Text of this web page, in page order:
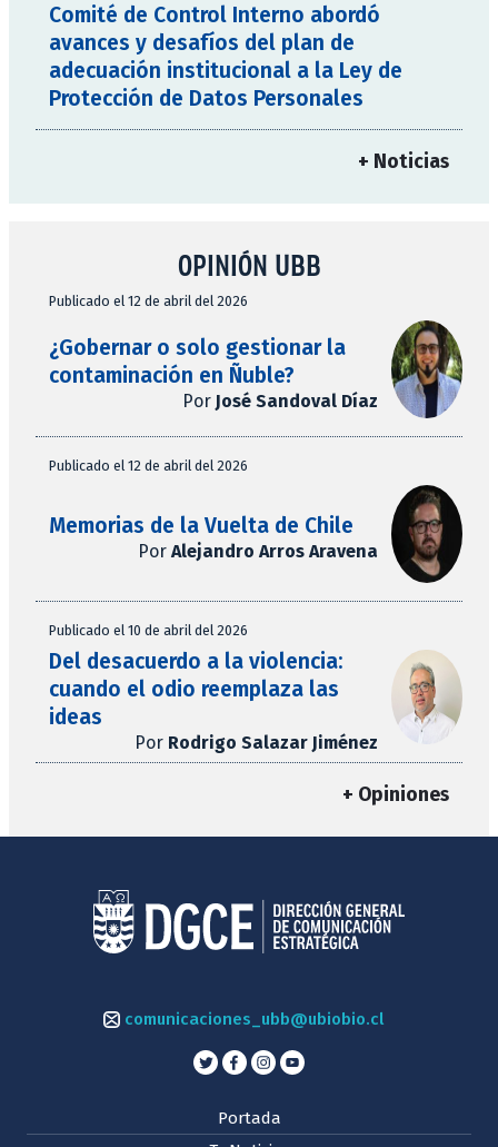
Comité de Control Interno abordó
avances y desafíos del plan de
adecuación institucional a la Ley de
Protección de Datos Personales
+ Noticias
OPINIÓN UBB
Publicado el 12 de abril del 2026
¿Gobernar o solo gestionar la
contaminación en Ñuble?
Por José Sandoval Díaz
Publicado el 12 de abril del 2026
Memorias de la Vuelta de Chile
Por Alejandro Arros Aravena
Publicado el 10 de abril del 2026
Del desacuerdo a la violencia:
cuando el odio reemplaza las
ideas
Por Rodrigo Salazar Jiménez
+ Opiniones
comunicaciones_ubb@ubiobio.cl
Portada